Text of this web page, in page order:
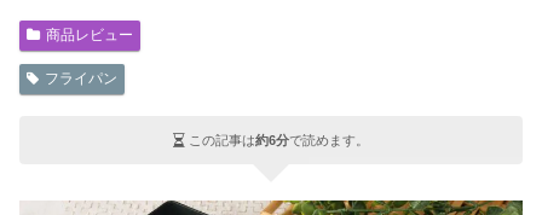
商品レビュー
フライパン
この記事は約6分で読めます。